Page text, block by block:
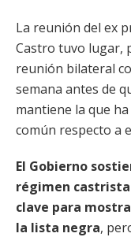
La reunión del ex
Castro tuvo lugar,
reunión bilateral
semana antes de
mantiene la que
común respecto a
El Gobierno
régimen
clave para
la lista negra,